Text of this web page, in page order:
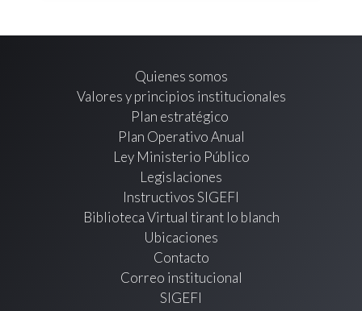
Quienes somos
Valores y principios institucionales
Plan estratégico
Plan Operativo Anual
Ley Ministerio Público
Legislaciones
Instructivos SIGEFI
Biblioteca Virtual tirant lo blanch
Ubicaciones
Contacto
Correo institucional
SIGEFI